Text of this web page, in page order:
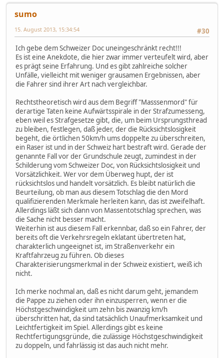
sumo
#30
15. August 2013, 15:34:54
Ich gebe dem Schweizer Doc uneingeschränkt recht!!!
Es ist eine Anekdote, die hier zwar immer verteufelt wird, aber
es prägt seine Erfahrung. Und es gibt zahlreiche solcher
Unfälle, vielleicht mit weniger grausamen Ergebnissen, aber
die Fahrer sind ihrer Art nach vergleichbar.
Rechtstheoretisch wird aus dem Begriff "Masssenmord" für
derartige Taten keine Aufwärtsspirale in der Strafzumesseng,
eben weil es Strafgesetze gibt, die, um beim Ursprungsthread
zu bleiben, festlegen, daß jeder, der die Rücksichtslosigkeit
begeht, die örtlichen 50km/h ums doppelte zu überschreiten,
ein Raser ist und in der Schweiz hart bestraft wird. Gerade der
genannte Fall vor der Grundschule zeugt, zumindest in der
Schilderung vom Schweizer Doc, von Rücksichtslosigkeit und
Vorsätzlichkeit. Wer vor dem Überweg hupt, der ist
rücksichtslos und handelt vorsätzlich. Es bleibt natürlich die
Beurteilung, ob man aus diesem Totschlag die den Mord
qualifizierenden Merkmale herleiten kann, das ist zweifelhaft.
Allerdings läßt sich dann von Massentotschlag sprechen, was
die Sache nicht besser macht.
Weiterhin ist aus diesem Fall erkennbar, daß so ein Fahrer, der
bereits oft die Verkehrsregeln eklatant übertreten hat,
charakterlich ungeeignet ist, im Straßenverkehr ein
Kraftfahrzeug zu führen. Ob dieses
Charakterisierungsmerkmal in der Schweiz existiert, weiß ich
nicht.
Ich merke nochmal an, daß es nicht darum geht, jemandem
die Pappe zu ziehen oder ihn einzusperren, wenn er die
Höchstgeschwindigkeit um zehn bis zwanzig km/h
überschritten hat, da sind tatsächlich Unaufmerksamkeit und
Leichtfertigkeit im Spiel. Allerdings gibt es keine
Rechtfertigungsgründe, die zulässige Höchstgeschwindigkeit
zu doppeln, und fahrlässig ist das auch nicht mehr.